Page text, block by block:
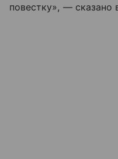
повестку», — сказано